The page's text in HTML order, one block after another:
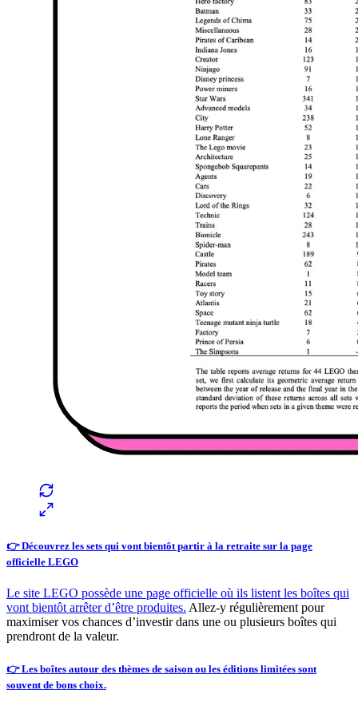
👉 Découvrez les sets qui vont bientôt partir à la retraite sur la page
officielle LEGO
Le site LEGO possède une page officielle où ils listent les boîtes qui
vont bientôt arrêter d’être produites. Allez-y régulièrement pour
maximiser vos chances d’investir dans une ou plusieurs boîtes qui
prendront de la valeur.
👉 Les boîtes autour des thèmes de saison ou les éditions limitées sont
souvent de bons choix.